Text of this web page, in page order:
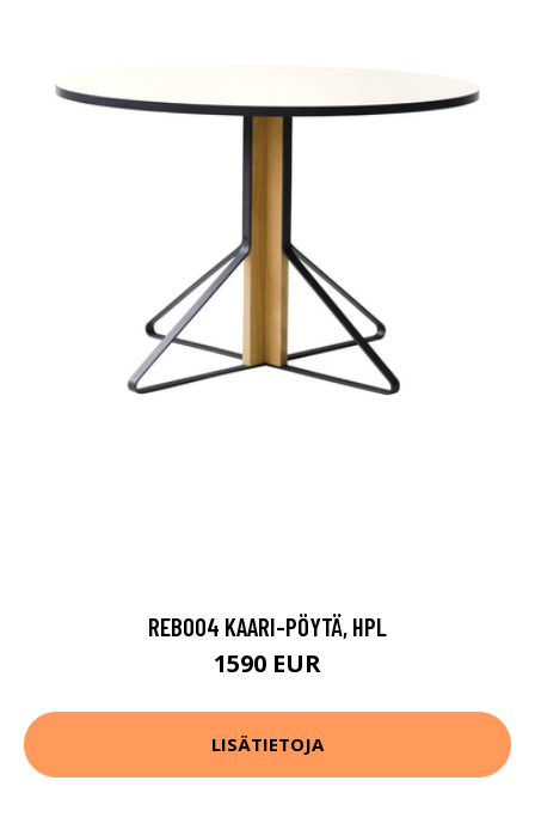
REB004 KAARI-PÖYTÄ, HPL
1590 EUR
LISÄTIETOJA